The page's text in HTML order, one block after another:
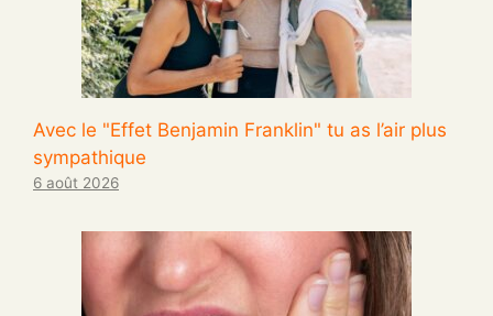
Avec le "Effet Benjamin Franklin" tu as l’air plus
sympathique
6 août 2026